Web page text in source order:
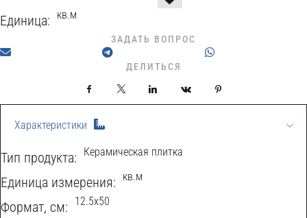
Характеристики
Тип продукта: Керамическая плитка
Eдиница измерения: кв.м
Формат, см: 12.5x50
Единица: кв.м
ЗАДАТЬ ВОПРОС
ДЕЛИТЬСЯ
Facebook LinkedIn VKontakte